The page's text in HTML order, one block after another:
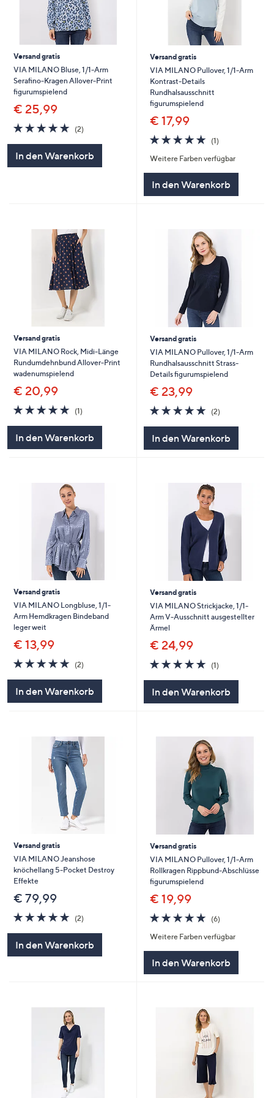
Versand gratis
VIA MILANO Bluse, 1/1-Arm
Serafino-Kragen Allover-Print
figurumspielend
€ 25,99
5.0
von
(2)
In den Warenkorb
Versand gratis
VIA MILANO Pullover, 1/1-Arm
Kontrast-Details
Rundhalsausschnitt
figurumspielend
€ 17,99
5.0
von
5
(1)
Weitere Farben verfügbar
In den Warenkorb
Versand gratis
VIA MILANO Rock, Midi-Länge
Rundumdehnbund Allover-Print
wadenumspielend
€ 20,99
5.0
von
(1)
In den Warenkorb
Versand gratis
VIA MILANO Pullover, 1/1-Arm
Rundhalsausschnitt Strass-
Details figurumspielend
€ 23,99
5.0
von
(2)
In den Warenkorb
Versand gratis
VIA MILANO Longbluse, 1/1-
Arm Hemdkragen Bindeband
leger weit
€ 13,99
5.0
von
(2)
In den Warenkorb
Versand gratis
VIA MILANO Strickjacke, 1/1-
Arm V-Ausschnitt ausgestellter
Ärmel
€ 24,99
5.0
von
(1)
In den Warenkorb
Versand gratis
VIA MILANO Jeanshose
knöchellang 5-Pocket Destroy
Effekte
€ 79,99
5.0
von
(2)
In den Warenkorb
Versand gratis
VIA MILANO Pullover, 1/1-Arm
Rollkragen Rippbund-Abschlüsse
figurumspielend
€ 19,99
5.0
von
5
(6)
Weitere Farben verfügbar
In den Warenkorb